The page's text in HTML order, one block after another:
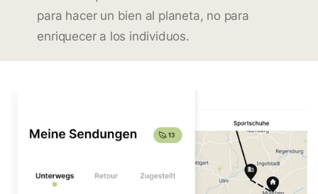
para hacer un bien al planeta, no para
enriquecer a los individuos.